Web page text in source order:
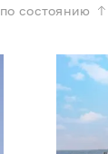
по состоянию